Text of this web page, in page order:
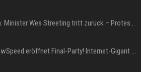
Großbritannien: Minister Wes Streeting tritt zurück – Protest gegen Keir Starmer
WM 2026: IShowSpeed eröffnet Final-Party! Internet-Gigant singt einen Song